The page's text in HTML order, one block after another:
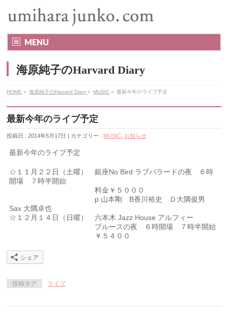
MENU
海原純子のHarvard Diary
HOME » 海原純子のHarvard Diary» MUSIC » 最新今年のライブ予定
最新今年のライブ予定
投稿日 : 2014年5月17日 | カテゴリー : MUSIC お知らせ
最新今年のライブ予定
☆１１月２２日（土曜） 銀座No Bird ラブバラードの夜 ６時
開場 ７時半開始
料金￥５０００
p 山本剛 B香川裕史 Ｄ大隅俊男
Sax 大隅卓也
☆１２月１４日（日曜） 六本木 Jazz House アルフィー​
ブルースの夜 ６時開場 ７時半開始
￥５４００
シェア
投稿タグ ライブ